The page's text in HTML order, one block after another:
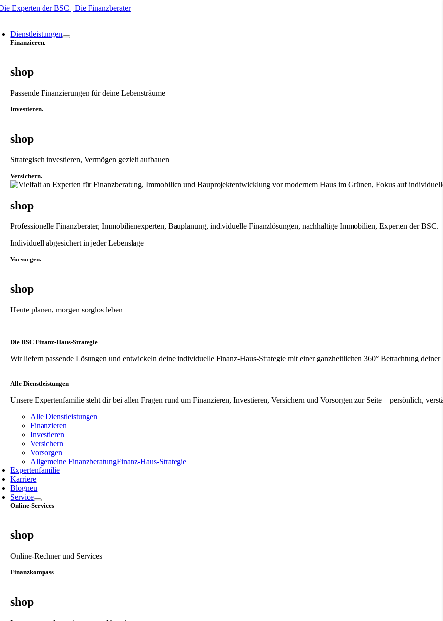
Zum
Dienstleistungen
Finanzieren.
shop
Passende Finanzierungen für deine Lebensträume
Investieren.
shop
Strategisch investieren, Vermögen gezielt aufbauen
Versichern.
shop
Professionelle Finanzberater, Immobilienexperten, Bauplanung, individuelle Finanzlösungen, nachhaltige Immobilien, Experten der BSC.
Individuell abgesichert in jeder Lebenslage
Vorsorgen.
shop
Heute planen, morgen sorglos leben
Die BSC Finanz-Haus-Strategie
Wir liefern passende Lösungen und entwickeln deine individuelle Finanz-Haus-Strategie mit einer ganzheitlichen 360° Betrachtung deiner
Alle Dienstleistungen
Unsere Expertenfamilie steht dir bei allen Fragen rund um Finanzieren, Investieren, Versichern und Vorsorgen zur Seite – persönlich,
Alle Dienstleistungen
Finanzieren
Investieren
Versichern
Vorsorgen
Allgemeine FinanzberatungFinanz‑Haus‑Strategie
Expertenfamilie
Karriere
Blogneu
Service
Online-Services
shop
Online-Rechner und Services
Finanzkompass
shop